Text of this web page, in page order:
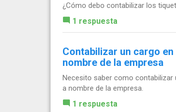
¿Cómo debo contabilizar los
1 respuesta
Contabilizar un cargo
nombre de la empresa
Necesito saber como contabilizar
a nombre de la empresa.
1 respuesta